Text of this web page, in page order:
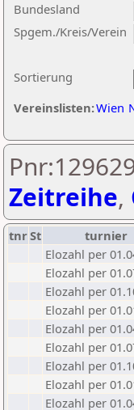
Sortierung
Bundesland
Spgem./Kreis/Verein
Vereinslisten:Wien
Zeitreihe,
tnrSt turnier
Elozahl per
Elozahl per
Elozahl per
Elozahl per
Elozahl per
Elozahl per
Elozahl per
Elozahl per
Elozahl per